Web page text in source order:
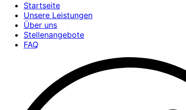
Startseite
Unsere Leistungen
Über uns
Stellenangebote
FAQ